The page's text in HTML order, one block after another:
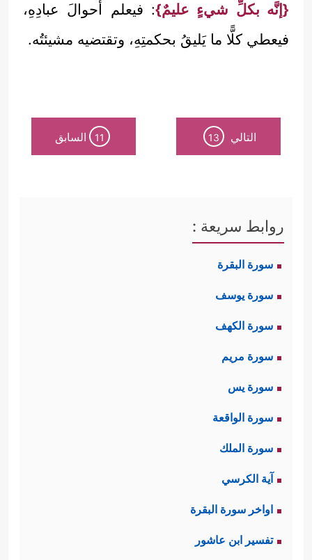
{إنَّه بكلِّ شيءٍ عليمٌ}: فيعلم أحوالَ عبادِهِ،
فيعطي كلًّا ما يَليقُ بحكمتِهِ، وتقتضيه مشيئتُه.
التالي 13
11 السابق
روابط سريعة :
سورة البقرة
سورة يوسف
سورة الكهف
سورة مريم
سورة يس
سورة الواقعة
سورة الملك
آية الكرسي
اواخر سورة البقرة
تفسير ابن عاشور